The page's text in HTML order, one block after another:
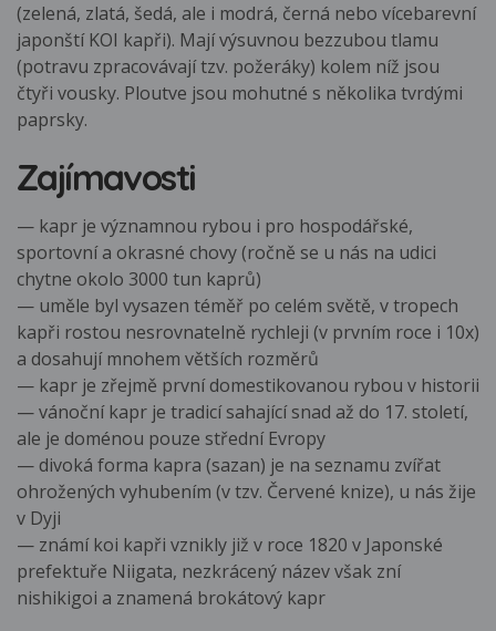
(zelená, zlatá, šedá, ale i modrá, černá nebo vícebarevní
japonští KOI kapři). Mají výsuvnou bezzubou tlamu
(potravu zpracovávají tzv. požeráky) kolem níž jsou
čtyři vousky. Ploutve jsou mohutné s několika tvrdými
paprsky.
Zajímavosti
— kapr je významnou rybou i pro hospodářské,
sportovní a okrasné chovy (ročně se u nás na udici
chytne okolo 3000 tun kaprů)
— uměle byl vysazen téměř po celém světě, v tropech
kapři rostou nesrovnatelně rychleji (v prvním roce i 10x)
a dosahují mnohem větších rozměrů
— kapr je zřejmě první domestikovanou rybou v historii
— vánoční kapr je tradicí sahající snad až do 17. století,
ale je doménou pouze střední Evropy
— divoká forma kapra (sazan) je na seznamu zvířat
ohrožených vyhubením (v tzv. Červené knize), u nás žije
v Dyji
— známí koi kapři vznikly již v roce 1820 v Japonské
prefektuře Niigata, nezkrácený název však zní
nishikigoi a znamená brokátový kapr